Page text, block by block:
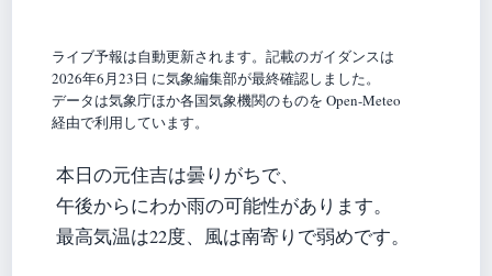
ライブ予報は自動更新されます。記載のガイダンスは
2026年6月23日 に気象編集部が最終確認しました。
データは気象庁ほか各国気象機関のものを Open-Meteo
経由で利用しています。
本日の元住吉は曇りがちで、
午後からにわか雨の可能性があります。
最高気温は22度、風は南寄りで弱めです。